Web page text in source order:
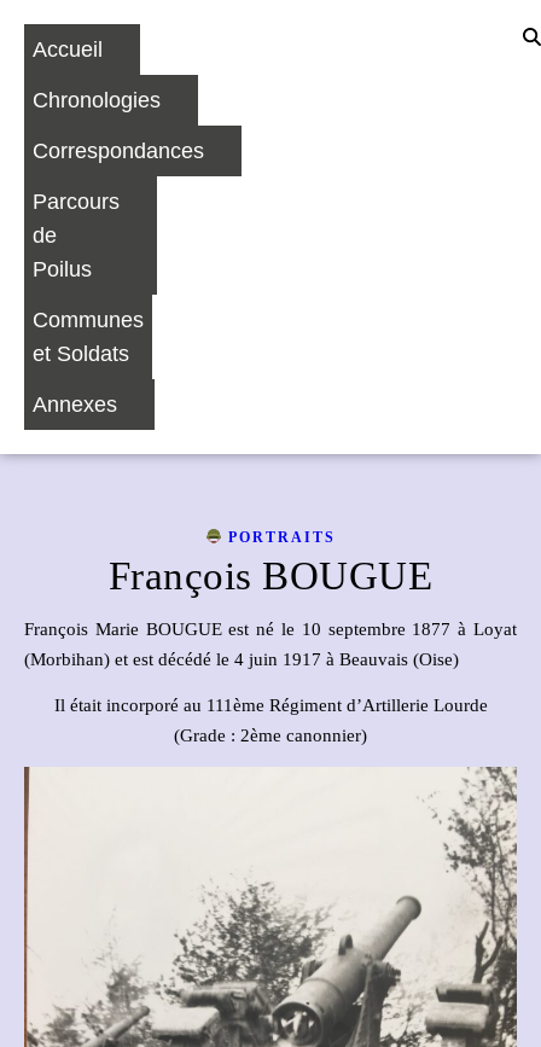
Accueil
Chronologies
Correspondances
Parcours
de
Poilus
Communes
et Soldats
Annexes
PORTRAITS
François BOUGUE
François Marie BOUGUE est né le 10 septembre 1877 à Loyat
(Morbihan) et est décédé le 4 juin 1917 à Beauvais (Oise)
Il était incorporé au 111ème Régiment d’Artillerie Lourde
(Grade : 2ème canonnier)